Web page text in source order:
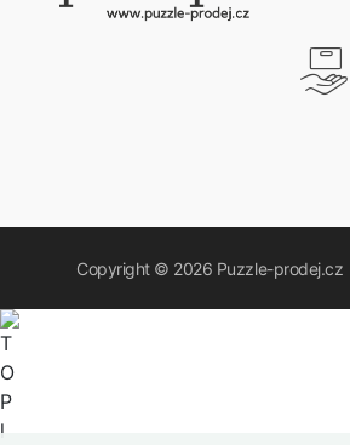
Copyright © 2026 Puzzle-prodej.cz